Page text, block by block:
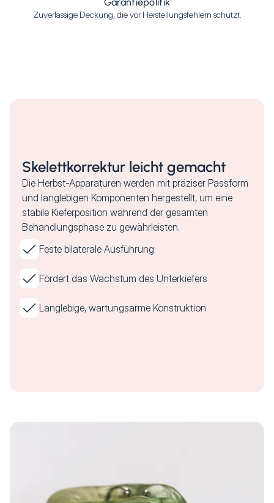
Zuverlässige Deckung, die vor Herstellungsfehlern schützt.
Skelettkorrektur leicht gemacht
Die Herbst-Apparaturen werden mit präziser Passform
und langlebigen Komponenten hergestellt, um eine
stabile Kieferposition während der gesamten
Behandlungsphase zu gewährleisten.
Feste bilaterale Ausführung
Fördert das Wachstum des Unterkiefers
Langlebige, wartungsarme Konstruktion